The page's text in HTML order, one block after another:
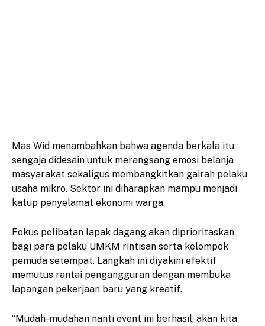
Mas Wid menambahkan bahwa agenda berkala itu
sengaja didesain untuk merangsang emosi belanja
masyarakat sekaligus membangkitkan gairah pelaku
usaha mikro. Sektor ini diharapkan mampu menjadi
katup penyelamat ekonomi warga.
Fokus pelibatan lapak dagang akan diprioritaskan
bagi para pelaku UMKM rintisan serta kelompok
pemuda setempat. Langkah ini diyakini efektif
memutus rantai pengangguran dengan membuka
lapangan pekerjaan baru yang kreatif.
“Mudah-mudahan nanti event ini berhasil, akan kita